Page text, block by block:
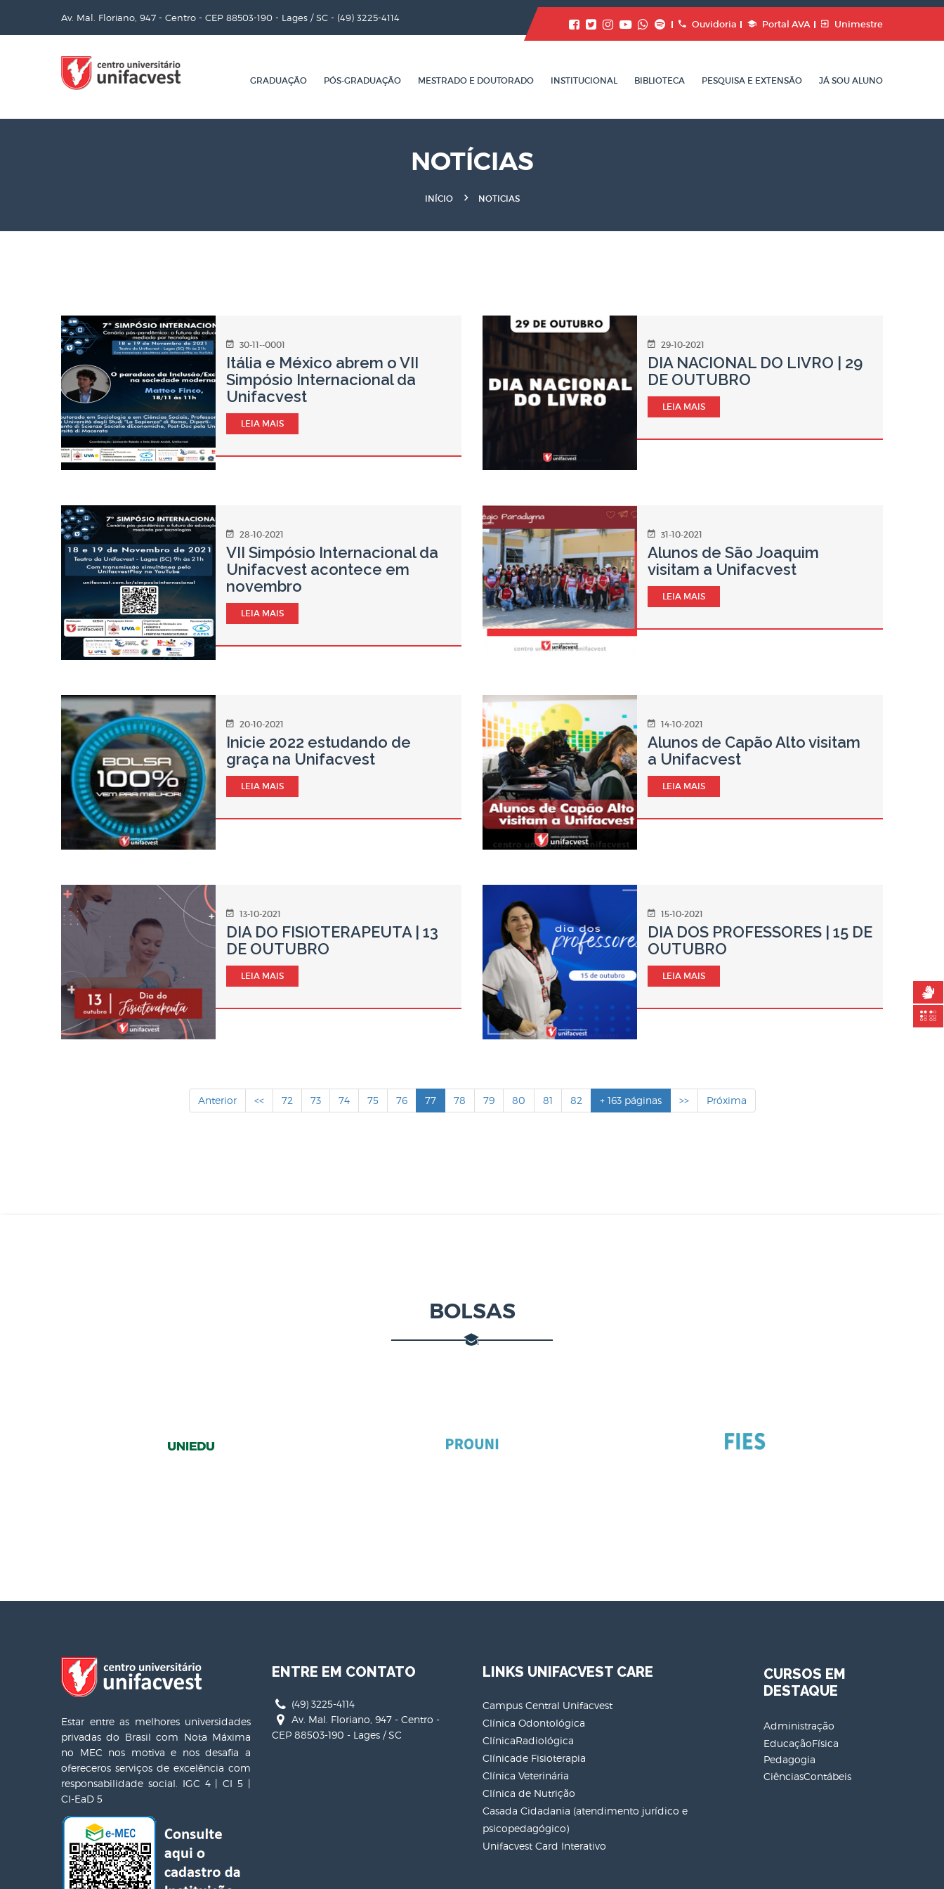
Av. Mal. Floriano, 947 - Centro - CEP 88503-190 - Lages / SC - (49) 3225-4114
Ouvidoria Portal AVA Unimestre
GRADUAÇÃO PÓS-GRADUAÇÃO MESTRADO E DOUTORADO INSTITUCIONAL BIBLIOTECA PESQUISA E EXTENSÃO JÁ SOU ALUNO
NOTÍCIAS
INÍCIO NOTICIAS
30-11--0001
Itália e México abrem o VII
Simpósio Internacional da
Unifacvest
LEIA MAIS
29-10-2021
DIA NACIONAL DO LIVRO | 29
DE OUTUBRO
LEIA MAIS
28-10-2021
VII Simpósio Internacional da
Unifacvest acontece em
novembro
LEIA MAIS
31-10-2021
Alunos de São Joaquim
visitam a Unifacvest
LEIA MAIS
20-10-2021
Inicie 2022 estudando de
graça na Unifacvest
LEIA MAIS
14-10-2021
Alunos de Capão Alto visitam
a Unifacvest
LEIA MAIS
13-10-2021
DIA DO FISIOTERAPEUTA | 13
DE OUTUBRO
LEIA MAIS
15-10-2021
DIA DOS PROFESSORES | 15 DE
OUTUBRO
LEIA MAIS
Anterior << 72 73 74 75 76 77 78 79 80 81 82 + 163 páginas >> Próxima
BOLSAS
Estar entre as melhores universidades
privadas do Brasil com Nota Máxima
no MEC nos motiva e nos desafia a
ofereceros serviços de excelência com
responsabilidade social. IGC 4 | CI 5 |
CI-EaD 5
ENTRE EM CONTATO
(49) 3225-4114
Av. Mal. Floriano, 947 - Centro -
CEP 88503-190 - Lages / SC
LINKS UNIFACVEST CARE
Campus Central Unifacvest
Clínica Odontológica
ClínicaRadiológica
Clínicade Fisioterapia
Clínica Veterinária
Clínica de Nutrição
Casada Cidadania (atendimento jurídico e
psicopedagógico)
Unifacvest Card Interativo
CURSOS EM
DESTAQUE
Administração
EducaçãoFísica
Pedagogia
CiênciasContábeis